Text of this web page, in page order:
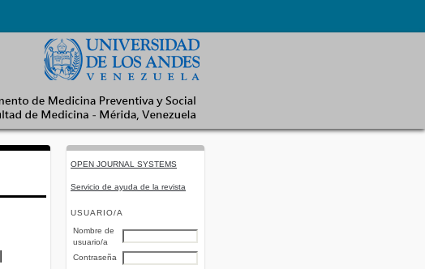
OPEN JOURNAL SYSTEMS
Servicio de ayuda de la revista
USUARIO/A
Nombre de
usuario/a
Contraseña